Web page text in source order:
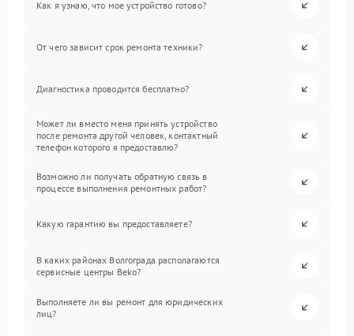
Как я узнаю, что мое устройство готово?
От чего зависит срок ремонта техники?
Диагностика проводится бесплатно?
Может ли вместо меня принять устройство
после ремонта другой человек, контактный
телефон которого я предоставлю?
Возможно ли получать обратную связь в
процессе выполнения ремонтных работ?
Какую гарантию вы предоставляете?
В каких районах Волгограда располагаются
сервисные центры Beko?
Выполняете ли вы ремонт для юридических
лиц?